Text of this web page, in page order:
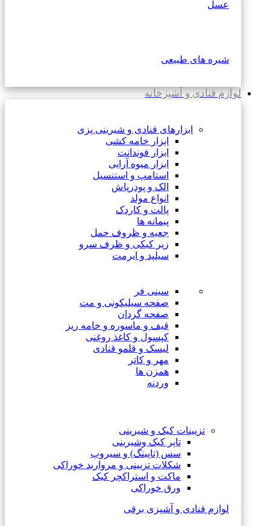
عسل
شیره های طبیعی
لوازم قنادی و آشپزخانه
ابزارهای قنادی و شیرینی پزی
ابزار خامه کشی
ابزار فوندانت
ابزار میوه آرایی
استامپ و استنسیل
الک و پودرپاش
انواع مولد
پالت و کاردک
پیمانه ها
جعبه و ظروف حمل
زیر کیکی و ظرف سرو
سیلپد و ایرمت
سینی فر
صفحه سیلیکونی و مت
صفحه گردان
قیف و ماسوره و خامه ریز
کپسول و کاغذ روغنی
لیسک و قلمو قنادی
مهر و کاتر
همزن ها
وردنه
تزیینات کیک و شیرینی
تاپر کیک وشیرینی
سس (تاپینگ) و سیروپ
شکلات تزیینی و مروارید خوراکی
ماکت و استراکچر کیک
ورق خوراکی
لوازم قنادی و آشپزی برقی